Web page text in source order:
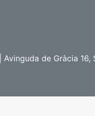
de Gràcia 16,